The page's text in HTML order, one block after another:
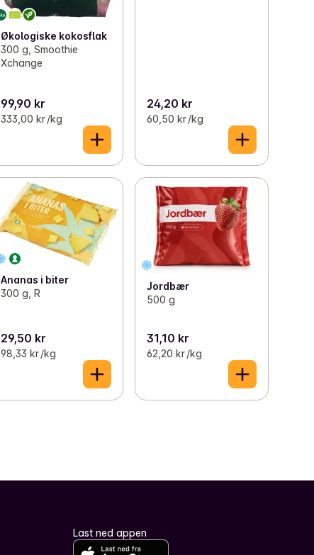
Økologiske kokosflak
300 g, Smoothie
Xchange
99,90 kr
333,00 kr /kg
24,20 kr
60,50 kr /kg
Ananas i biter
300 g, R
29,50 kr
98,33 kr /kg
Jordbær
500 g
31,10 kr
62,20 kr /kg
Last ned appen